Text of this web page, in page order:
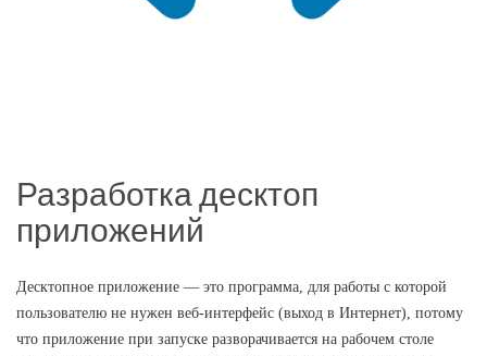
Разработка десктоп
приложений
Десктопное приложение — это программа, для работы с которой
пользователю не нужен веб-интерфейс (выход в Интернет), потому
что приложение при запуске разворачивается на рабочем столе